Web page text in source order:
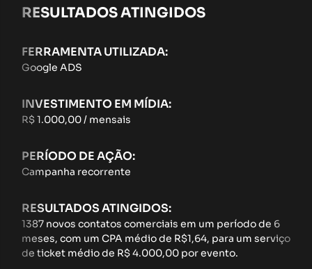
RESULTADOS ATINGIDOS
FERRAMENTA UTILIZADA:
Google ADS
INVESTIMENTO EM MÍDIA:
R$ 1.000,00 / mensais
PERÍODO DE AÇÃO:
Campanha recorrente
RESULTADOS ATINGIDOS:
1387 novos contatos comerciais em um período de 6
meses, com um CPA médio de R$1,64, para um serviço
de ticket médio de R$ 4.000,00 por evento.